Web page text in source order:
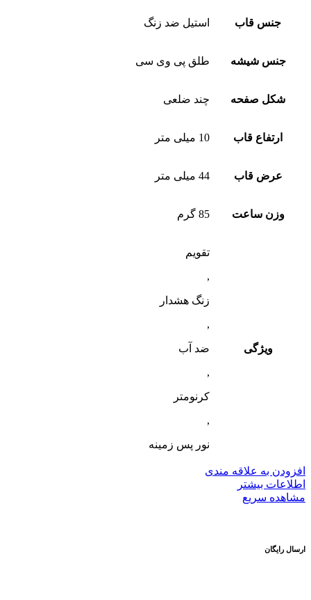
جنس قاب استیل ضد زنگ
جنس شیشه طلق پی وی سی
شکل صفحه چند ضلعی
ارتفاع قاب 10 میلی متر
عرض قاب 44 میلی متر
وزن ساعت 85 گرم
ویژگی
تقویم
,
زنگ هشدار
,
ضد آب
,
کرنومتر
,
نور پس زمینه
افزودن به علاقه مندی
اطلاعات بیشتر
مشاهده سریع
ارسال رایگان